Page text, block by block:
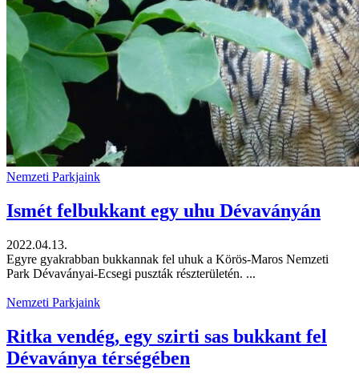
Nemzeti Parkjaink
Ismét felbukkant egy uhu Dévaványán
2022.04.13.
Egyre gyakrabban bukkannak fel uhuk a Körös-Maros Nemzeti
Park Dévaványai-Ecsegi puszták részterületén. ...
Nemzeti Parkjaink
Ritka vendég, egy szirti sas bukkant fel
Dévaványa térségében